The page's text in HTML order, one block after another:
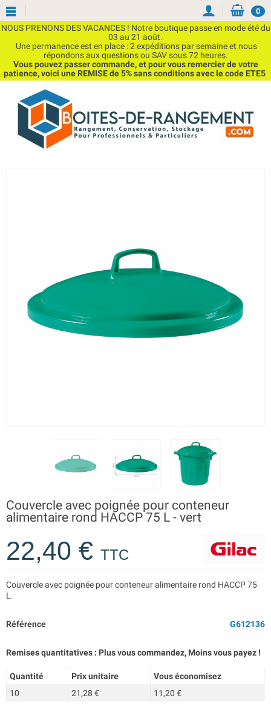
NOUS PRENONS DES VACANCES ! Notre boutique passe en mode été du
03 au 21 août.
Une permanence est en place : 2 expéditions par semaine et nous
répondons aux questions ou SAV sous 72 heures.
Vous pouvez passer commande, et pour vous remercier de votre
patience, voici une REMISE de 5% sans conditions avec le code ETE5
0
Couvercle avec poignée pour conteneur
alimentaire rond HACCP 75 L - vert
22,40 € TTC
Couvercle avec poignée pour conteneur alimentaire rond HACCP 75
L.
Référence G612136
Remises quantitatives : Plus vous commandez, Moins vous payez !
Quantité Prix unitaire
Vous économisez
10
21,28 € 11,20 €